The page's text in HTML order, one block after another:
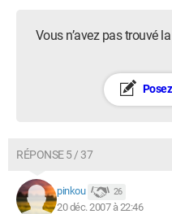
Vous n’avez pas trouvé
RÉPONSE 5 / 37
pinkou 26
20 déc. 2007 à 22:46